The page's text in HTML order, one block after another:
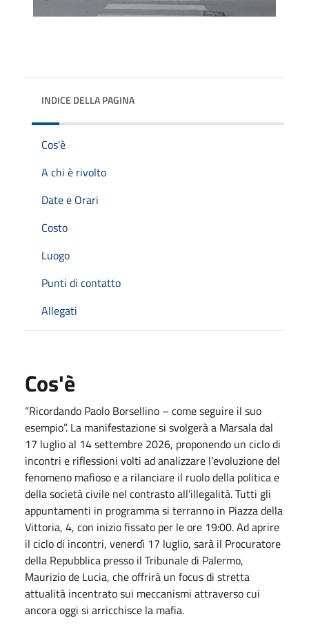
INDICE DELLA PAGINA
Cos'è
A chi è rivolto
Date e Orari
Costo
Luogo
Punti di contatto
Allegati
Cos'è
“Ricordando Paolo Borsellino – come seguire il suo
esempio”. La manifestazione si svolgerà a Marsala dal
17 luglio al 14 settembre 2026, proponendo un ciclo di
incontri e riflessioni volti ad analizzare l’evoluzione del
fenomeno mafioso e a rilanciare il ruolo della politica e
della società civile nel contrasto all’illegalità. Tutti gli
appuntamenti in programma si terranno in Piazza della
Vittoria, 4, con inizio fissato per le ore 19:00. Ad aprire
il ciclo di incontri, venerdì 17 luglio, sarà il Procuratore
della Repubblica presso il Tribunale di Palermo,
Maurizio de Lucia, che offrirà un focus di stretta
attualità incentrato sui meccanismi attraverso cui
ancora oggi si arricchisce la mafia.